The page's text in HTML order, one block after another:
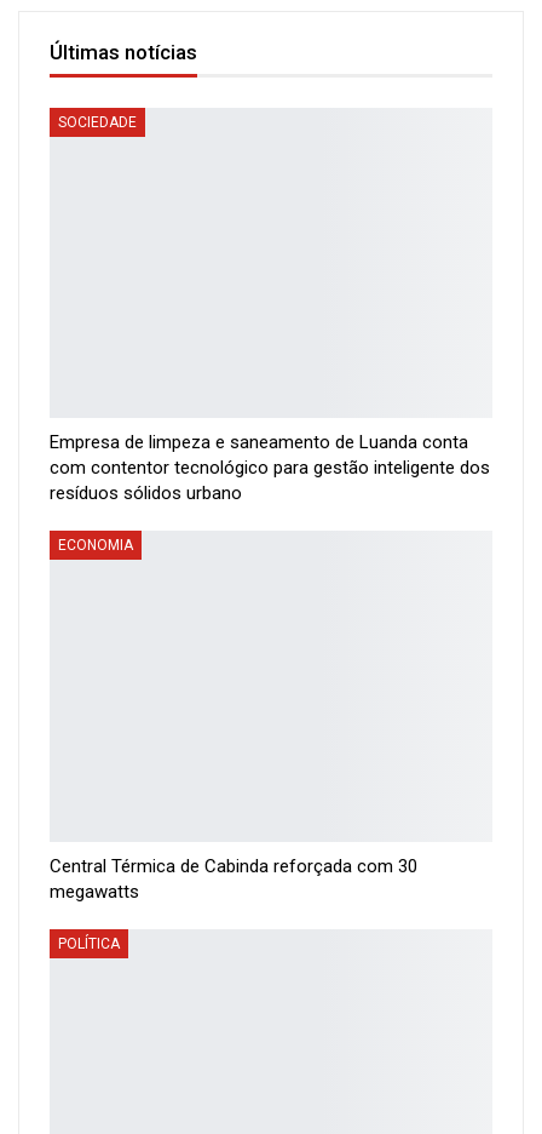
Últimas notícias
SOCIEDADE
Empresa de limpeza e saneamento de Luanda conta
com contentor tecnológico para gestão inteligente dos
resíduos sólidos urbano
ECONOMIA
Central Térmica de Cabinda reforçada com 30
megawatts
POLÍTICA